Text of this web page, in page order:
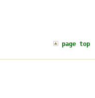
page top